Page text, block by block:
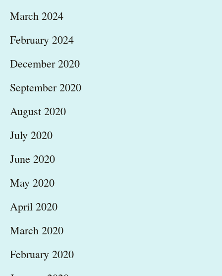
March 2024
February 2024
December 2020
September 2020
August 2020
July 2020
June 2020
May 2020
April 2020
March 2020
February 2020